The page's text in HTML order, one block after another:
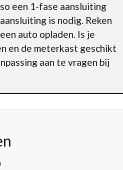
een 1-fase aansluiting
is nodig. Reken
auto opladen. Is je
en de meterkast geschikt
aan te vragen bij